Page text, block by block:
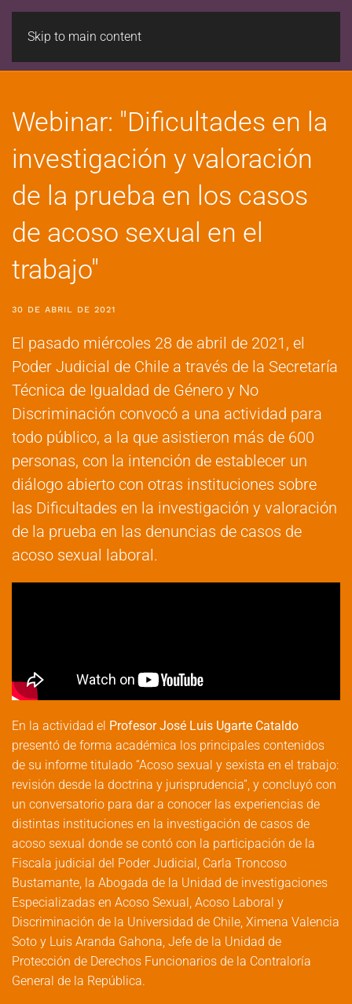
Skip to main content
Webinar: "Dificultades en la
investigación y valoración
de la prueba en los casos
de acoso sexual en el
trabajo"
30 DE ABRIL DE 2021
El pasado miércoles 28 de abril de 2021, el
Poder Judicial de Chile a través de la Secretaría
Técnica de Igualdad de Género y No
Discriminación convocó a una actividad para
todo público, a la que asistieron más de 600
personas, con la intención de establecer un
diálogo abierto con otras instituciones sobre
las Dificultades en la investigación y valoración
de la prueba en las denuncias de casos de
acoso sexual laboral.
En la actividad el Profesor José Luis Ugarte Cataldo
presentó de forma académica los principales contenidos
de su informe titulado “Acoso sexual y sexista en el trabajo:
revisión desde la doctrina y jurisprudencia”, y concluyó con
un conversatorio para dar a conocer las experiencias de
distintas instituciones en la investigación de casos de
acoso sexual donde se contó con la participación de la
Fiscala judicial del Poder Judicial, Carla Troncoso
Bustamante, la Abogada de la Unidad de investigaciones
Especializadas en Acoso Sexual, Acoso Laboral y
Discriminación de la Universidad de Chile, Ximena Valencia
Soto y Luis Aranda Gahona, Jefe de la Unidad de
Protección de Derechos Funcionarios de la Contraloría
General de la República.